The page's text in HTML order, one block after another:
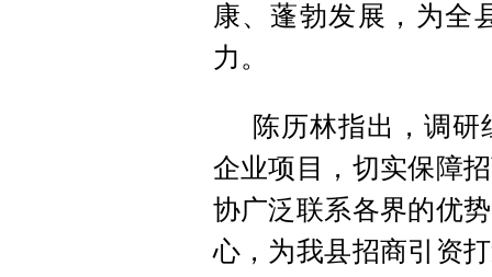
康、蓬勃发展，为全
力。
陈历林指出，调
企业项目，切实保障
协广泛联系各界的优
心，为我县招商引资